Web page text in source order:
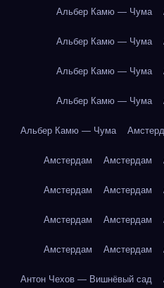
Альбер Камю — Чума
Альбер Камю — Чума
Альбер Камю — Чума
Альбер Камю — Чума
Альбер Камю — Чума
Амстердам Амстердам
Амстердам Амстердам
Амстердам Амстердам
Амстердам Амстердам
Антон Чехов — Вишнёвый сад